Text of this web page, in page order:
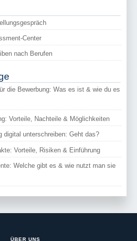
Center
nach Berufen
die Bewerbung: Was es ist & wie du es
Vorteile, Nachteile & Möglichkeiten
digital unterschreiben: Geht das?
Vorteile, Risiken & Einführung
Welche gibt es & wie nutzt man sie
ÜBER UNS